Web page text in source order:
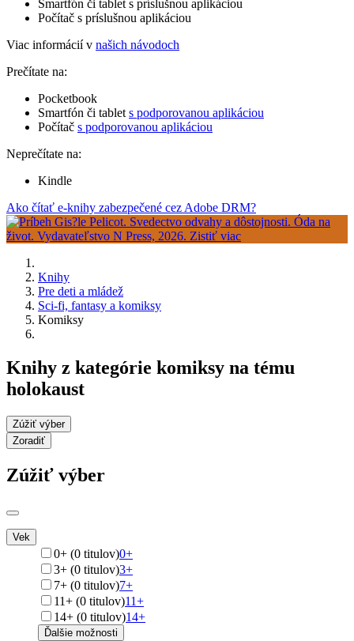
Smartfón či tablet s príslušnou aplikáciou
Počítač s príslušnou aplikáciou
Viac informácií v našich návodoch
Prečítate na:
Pocketbook
Smartfón či tablet s podporovanou aplikáciou
Počítač s podporovanou aplikáciou
Neprečítate na:
Kindle
Ako čítať e-knihy zabezpečené cez Adobe DRM?
Knihy
Pre deti a mládež
Sci-fi, fantasy a komiksy
Komiksy
Knihy z kategórie komiksy na tému
holokaust
Zúžiť výber
Zoradiť
Zúžiť výber
Vek
0+ (0 titulov)0+
3+ (0 titulov)3+
7+ (0 titulov)7+
11+ (0 titulov)11+
14+ (0 titulov)14+
Ďalšie možnosti